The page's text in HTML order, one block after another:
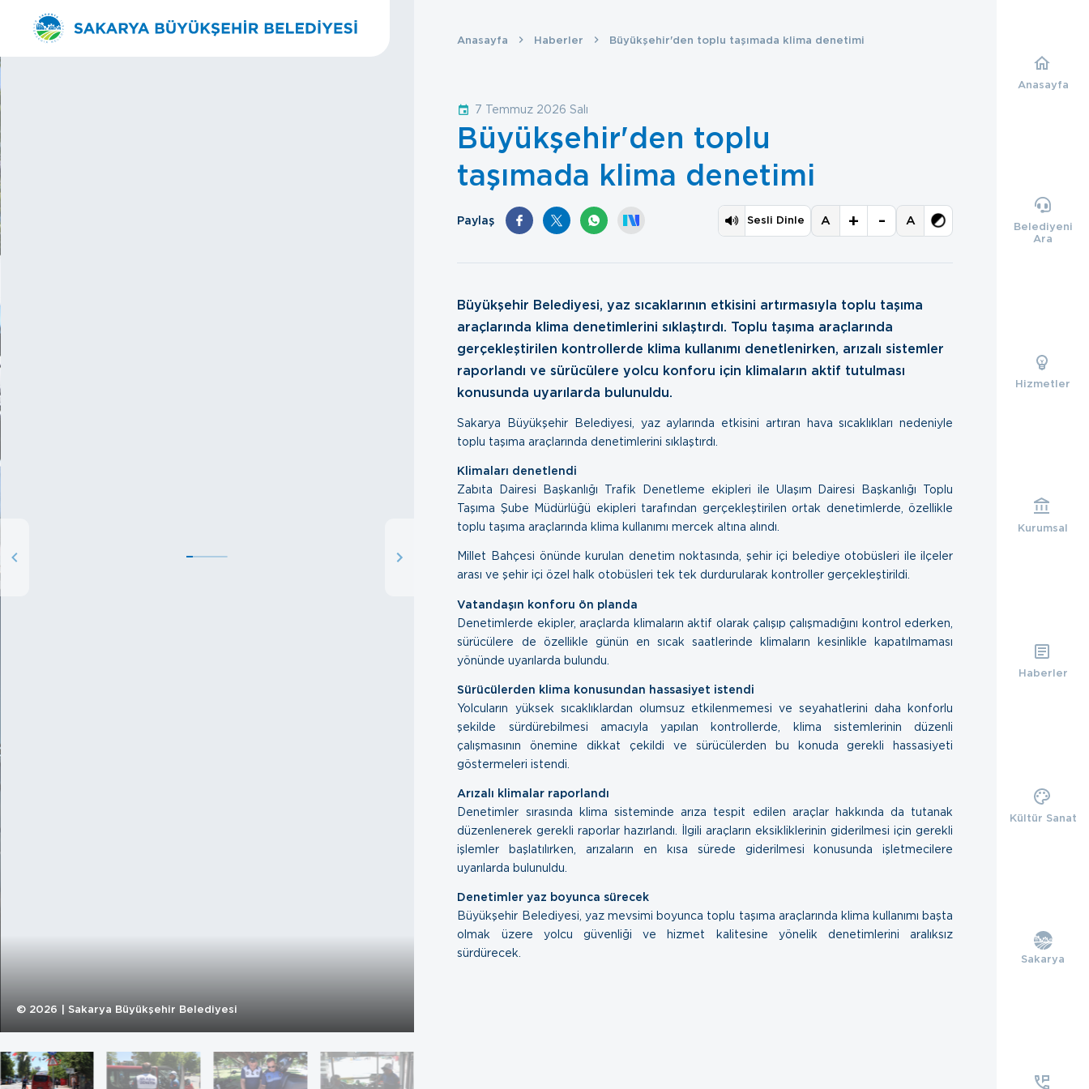
© 2026 | Sakarya Büyükşehir Belediyesi
Anasayfa Haberler Büyükşehir'den toplu taşımada klima denetimi
7 Temmuz 2026 Salı
Büyükşehir'den toplu
taşımada klima denetimi
Paylaş Sesli Dinle A + - A
Büyükşehir Belediyesi, yaz sıcaklarının etkisini artırmasıyla toplu taşıma
araçlarında klima denetimlerini sıklaştırdı. Toplu taşıma araçlarında
gerçekleştirilen kontrollerde klima kullanımı denetlenirken, arızalı sistemler
raporlandı ve sürücülere yolcu konforu için klimaların aktif tutulması
konusunda uyarılarda bulunuldu.
Sakarya Büyükşehir Belediyesi, yaz aylarında etkisini artıran hava sıcaklıkları nedeniyle
toplu taşıma araçlarında denetimlerini sıklaştırdı.
Klimaları denetlendi
Zabıta Dairesi Başkanlığı Trafik Denetleme ekipleri ile Ulaşım Dairesi Başkanlığı Toplu
Taşıma Şube Müdürlüğü ekipleri tarafından gerçekleştirilen ortak denetimlerde, özellikle
toplu taşıma araçlarında klima kullanımı mercek altına alındı.
Millet Bahçesi önünde kurulan denetim noktasında, şehir içi belediye otobüsleri ile ilçeler
arası ve şehir içi özel halk otobüsleri tek tek durdurularak kontroller gerçekleştirildi.
Vatandaşın konforu ön planda
Denetimlerde ekipler, araçlarda klimaların aktif olarak çalışıp çalışmadığını kontrol ederken,
sürücülere de özellikle günün en sıcak saatlerinde klimaların kesinlikle kapatılmaması
yönünde uyarılarda bulundu.
Sürücülerden klima konusundan hassasiyet istendi
Yolcuların yüksek sıcaklıklardan olumsuz etkilenmemesi ve seyahatlerini daha konforlu
şekilde sürdürebilmesi amacıyla yapılan kontrollerde, klima sistemlerinin düzenli
çalışmasının önemine dikkat çekildi ve sürücülerden bu konuda gerekli hassasiyeti
göstermeleri istendi.
Arızalı klimalar raporlandı
Denetimler sırasında klima sisteminde arıza tespit edilen araçlar hakkında da tutanak
düzenlenerek gerekli raporlar hazırlandı. İlgili araçların eksikliklerinin giderilmesi için gerekli
işlemler başlatılırken, arızaların en kısa sürede giderilmesi konusunda işletmecilere
uyarılarda bulunuldu.
Denetimler yaz boyunca sürecek
Büyükşehir Belediyesi, yaz mevsimi boyunca toplu taşıma araçlarında klima kullanımı başta
olmak üzere yolcu güvenliği ve hizmet kalitesine yönelik denetimlerini aralıksız
sürdürecek.
Anasayfa
Belediyeni
Ara
Hizmetler
Kurumsal
Haberler
Kültür Sanat
Sakarya